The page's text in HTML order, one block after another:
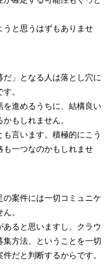
うと思うはずもありませ
」となる人は落とし穴に
。
進めるうちに、結構良い
もしれません。
言います。積極的にこう
も一つなのかもしれませ
案件には一切コミュニケ
。
ると思いますし、クラウ
集方法、ということを一切
だと判断するからです。